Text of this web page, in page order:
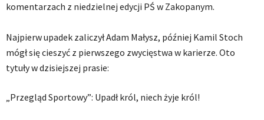
komentarzach z niedzielnej edycji PŚ w Zakopanym.
Najpierw upadek zaliczył Adam Małysz, później Kamil Stoch
mógł się cieszyć z pierwszego zwycięstwa w karierze. Oto
tytuły w dzisiejszej prasie:
„Przegląd Sportowy”: Upadł król, niech żyje król!